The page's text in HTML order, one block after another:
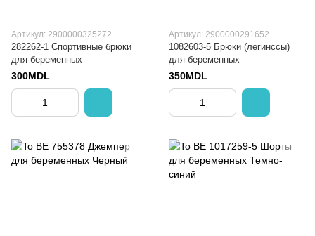
Артикул: 2900000325272
282262-1 Спортивные брюки
для беременных
300MDL
Артикул: 2900000291652
1082603-5 Брюки (легинссы)
для беременных
350MDL